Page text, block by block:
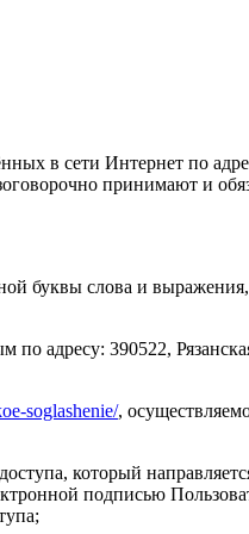
в сети Интернет по
принимают и
буквы слова и
адресу: 390522,
soglashenie/,
который
подписью